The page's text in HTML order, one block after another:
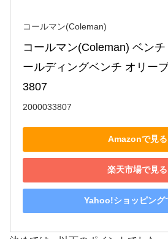
コールマン(Coleman)
コールマン(Coleman) ベン
ールディングベンチ オリー
3807
2000033807
Amazonで見る
楽天市場で見る
Yahoo!ショッピング